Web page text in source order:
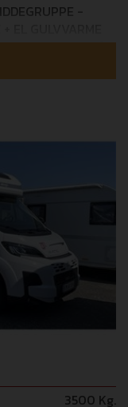
-
garanti (i alt 5 års
Denne
FIAT 16”
i
med disse ekstra
) 8-trins
PLEIN AIR
gasudtag +
COMBI 6E
3500 Kg.